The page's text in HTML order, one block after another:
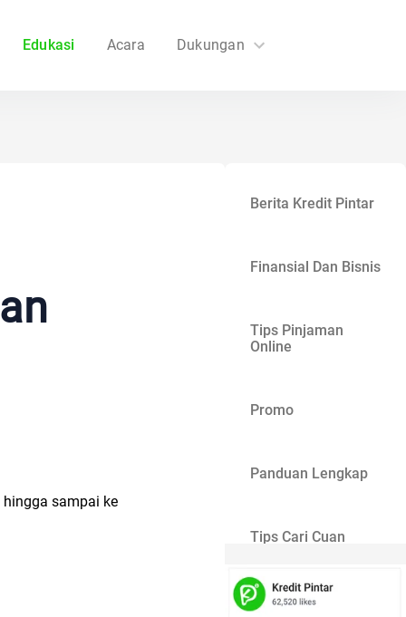
Edukasi Acara Dukungan
sampai ke
Berita Kredit Pintar
Finansial Dan Bisnis
Tips Pinjaman
Online
Promo
Panduan Lengkap
Tips Cari Cuan
Gaya Hidup